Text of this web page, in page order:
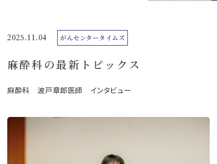
2025.11.04 がんセンタータイムズ
麻酔科の最新トピックス
麻酔科 波戸章郎医師 インタビュー